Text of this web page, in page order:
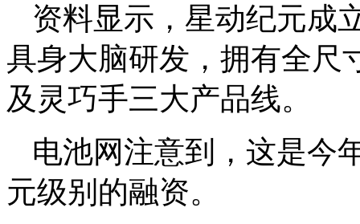
资料显示，星动纪元成
具身大脑研发，拥有全尺
及灵巧手三大产品线。
电池网注意到，这是今
元级别的融资。